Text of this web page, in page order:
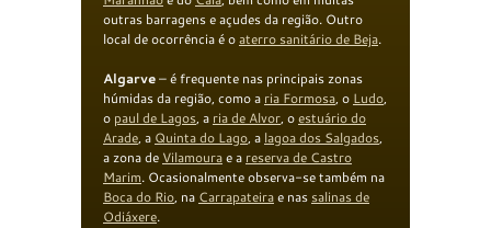
outras barragens e açudes da região. Outro
local de ocorrência é oaterro sanitário de Beja.
Algarve– é frequente nas principais zonas
húmidas da região, como a ria Formosa, o Ludo,
o paul de Lagos, a ria de Alvor, oestuário do
Arade, a Quinta do Lago, a lagoa dos Salgados,
a zona de Vilamourae a reserva de Castro
Marim. Ocasionalmente observa-se também na
Boca do Rio, na Carrapateirae nas salinas de
Odiáxere.